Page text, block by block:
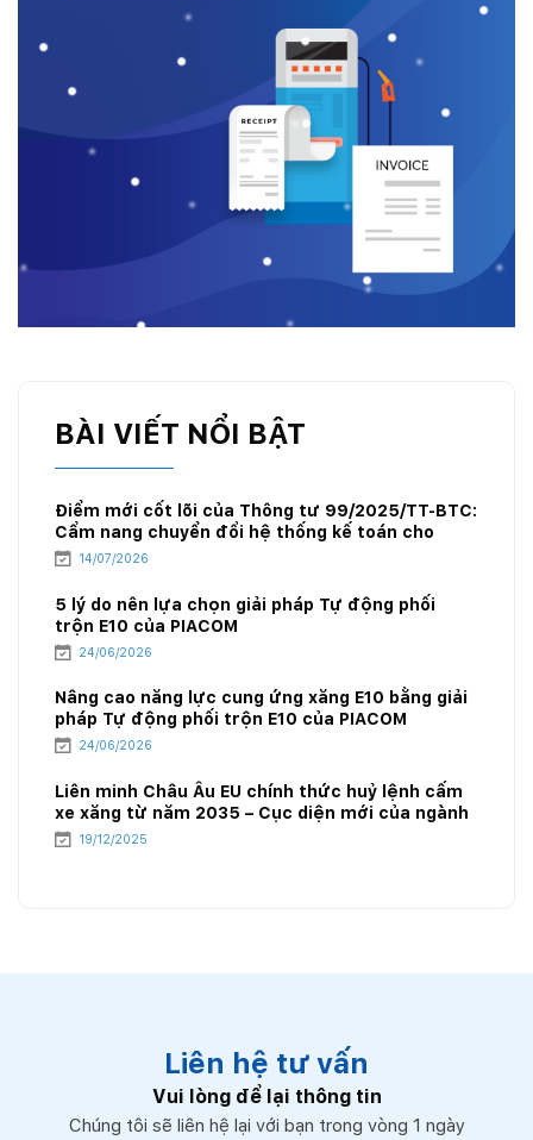
BÀI VIẾT NỔI BẬT
Điểm mới cốt lõi của Thông tư 99/2025/TT-BTC:
Cẩm nang chuyển đổi hệ thống kế toán cho
doanh nghiệp xăng dầu
14/07/2026
5 lý do nên lựa chọn giải pháp Tự động phối
trộn E10 của PIACOM
24/06/2026
Nâng cao năng lực cung ứng xăng E10 bằng giải
pháp Tự động phối trộn E10 của PIACOM
24/06/2026
Liên minh Châu Âu EU chính thức huỷ lệnh cấm
xe xăng từ năm 2035 – Cục diện mới của ngành
năng lượng
19/12/2025
Liên hệ tư vấn
Vui lòng để lại thông tin
Chúng tôi sẽ liên hệ lại với bạn trong vòng 1 ngày